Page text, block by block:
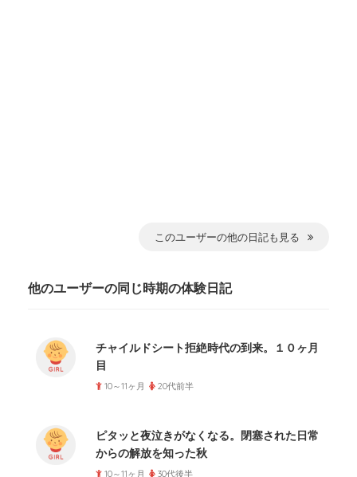
このユーザーの他の日記も見る
他のユーザーの同じ時期の体験日記
チャイルドシート拒絶時代の到来。１０ヶ月
目
10～11ヶ月 20代前半
ピタッと夜泣きがなくなる。閉塞された日常
からの解放を知った秋
10～11ヶ月 30代後半